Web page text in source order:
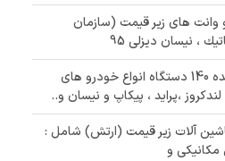
و وانت های زیر قیمت (سازمان
✅ آخرین مهلت ثبت نام مزایده 140 دستگاه انواع خودرو های
،پراید ، پیکاپ و نیسان و..
انواع ماشین آلات زیر قیمت (ارتش) شامل :